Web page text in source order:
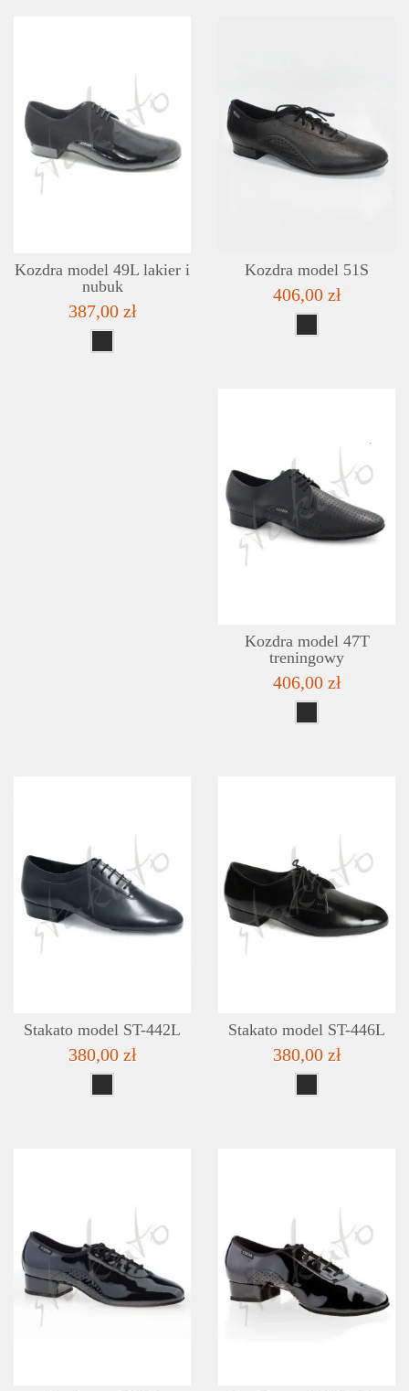
SZCZEGÓŁY
Kozdra model 49L lakier i
nubuk
387,00 zł
Kozdra model 51S
406,00 zł
Kozdra model 47T
treningowy
406,00 zł
SZCZEGÓŁY
Stakato model ST-442L
380,00 zł
Stakato model ST-446L
380,00 zł
SZCZEGÓŁY